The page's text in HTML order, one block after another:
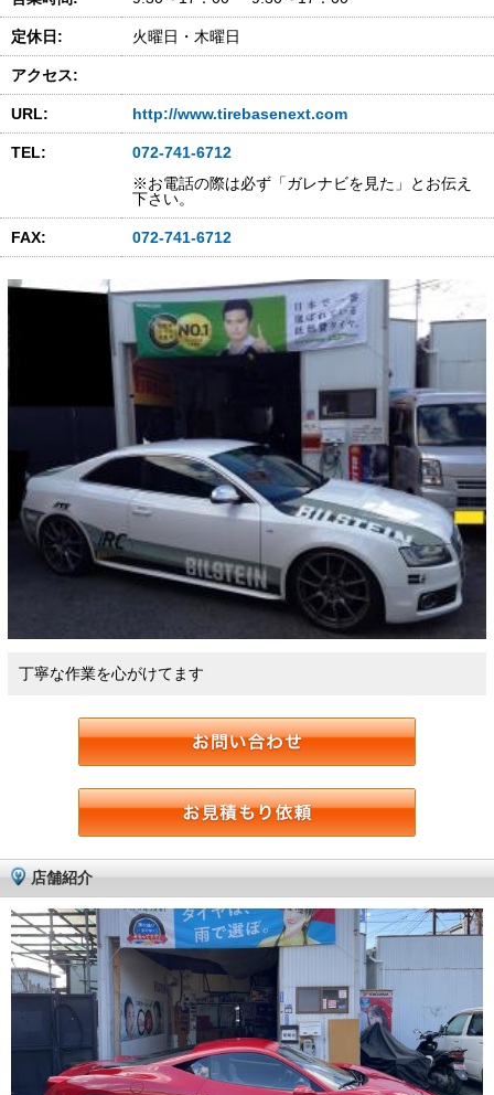
定休日: 火曜日・木曜日
アクセス:
URL: http://www.tirebasenext.com
TEL:
072-741-6712
※お電話の際は必ず「ガレナビを見た」とお伝え
下さい。
FAX: 072-741-6712
丁寧な作業を心がけてます
店舗紹介